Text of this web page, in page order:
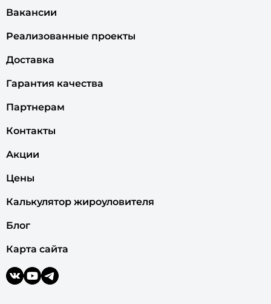
Вакансии
Реализованные проекты
Доставка
Гарантия качества
Партнерам
Контакты
Акции
Цены
Калькулятор жироуловителя
Блог
Карта сайта